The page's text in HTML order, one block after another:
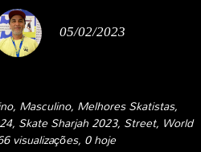
05/02/2023
, Masculino, Melhores Skatistas,
, Skate Sharjah 2023, Street, World
visualizações, 0 hoje